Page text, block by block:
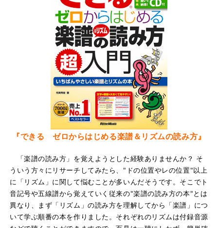
『できる ゼロからはじめる楽譜＆リズムの読み方』
「楽譜の読み方」を覚えようとした経験ありませんか？ そ
ういう方々にリサーチしてみたら、"ドの位置やレの位置"以上
に「リズム」に関して悩むことが多いんだそうです。そこでト
音記号や五線譜から覚えていく従来の"楽譜の読み方の本"とは
異なり、まず「リズム」の読み方を理解してから「楽譜」につ
いて学ぶ順番の本を作りました。それぞれのリズムは付録音源